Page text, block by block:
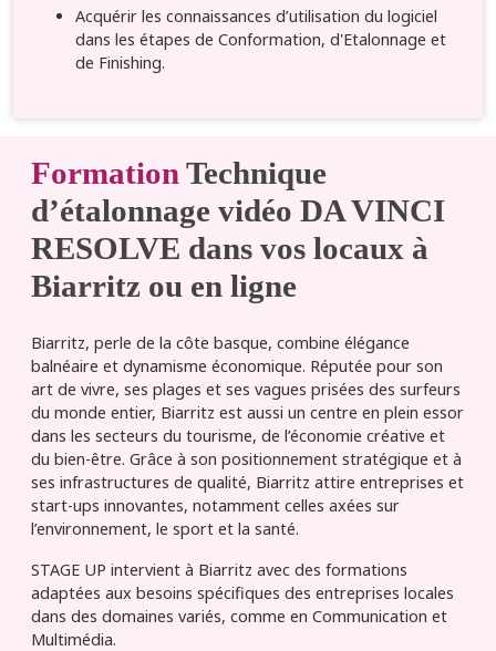
Acquérir les connaissances d’utilisation du logiciel
dans les étapes de Conformation, d'Etalonnage et
de Finishing.
Formation Technique
d’étalonnage vidéo DA VINCI
RESOLVE dans vos locaux à
Biarritz ou en ligne
Biarritz, perle de la côte basque, combine élégance
balnéaire et dynamisme économique. Réputée pour son
art de vivre, ses plages et ses vagues prisées des surfeurs
du monde entier, Biarritz est aussi un centre en plein essor
dans les secteurs du tourisme, de l’économie créative et
du bien-être. Grâce à son positionnement stratégique et à
ses infrastructures de qualité, Biarritz attire entreprises et
start-ups innovantes, notamment celles axées sur
l’environnement, le sport et la santé.
STAGE UP intervient à Biarritz avec des formations
adaptées aux besoins spécifiques des entreprises locales
dans des domaines variés, comme en Communication et
Multimédia.